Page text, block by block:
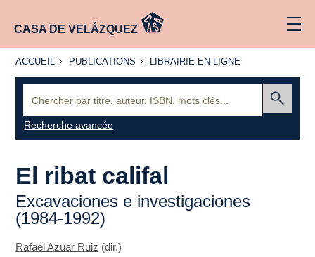
CASA DE VELÁZQUEZ
ACCUEIL
ACCUEIL PUBLICATIONS
PUBLICATIONS
LIBRAIRIE
LIBRAIRIE EN LIGNE
Recherche avancée
El ribat califal
Excavaciones e investigaciones
(1984-1992)
Rafael Azuar Ruiz (dir.)